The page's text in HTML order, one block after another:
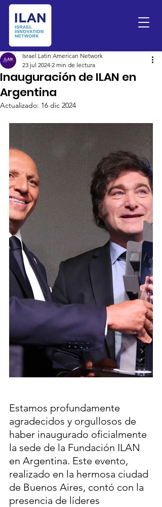
Inauguración de ILAN en
Argentina
Israel Latin American Network
23 jul 2024 2 min de lectura
Actualizado: 16 dic 2024
Estamos profundamente
agradecidos y orgullosos de
haber inaugurado oficialmente
la sede de la Fundación ILAN
en Argentina. Este evento,
realizado en la hermosa ciudad
de Buenos Aires, contó con la
presencia de líderes